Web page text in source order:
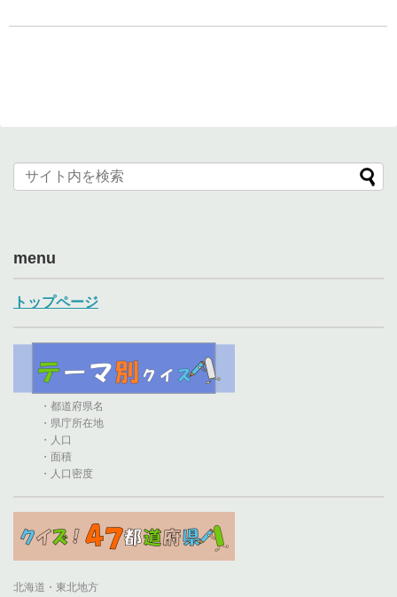
menu
トップページ
・都道府県名
・県庁所在地
・人口
・面積
・人口密度
北海道・東北地方